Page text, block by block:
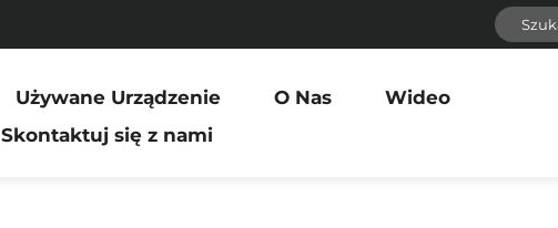
Używane Urządzenie O Nas
Wideo
Skontaktuj się z nami